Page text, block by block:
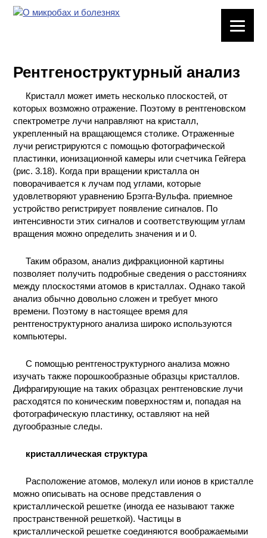
ХИМИЧЕСКАЯ
ВРЕДНЫЕ
ФАКТОРЫ
МЕТОДЫ
ПРАКТИЧЕСКОЙ
ХИМИИ
ХИМИЯ НА
ПРОИЗВОДСТВЕ
И ХИМИЧЕСКАЯ
КОНТАКТЫ
Рентгеноструктурный анализ
Кристалл может иметь несколько плоскостей, от
которых возможно отражение. Поэтому в рентгеновском
спектрометре лучи направляют на кристалл,
укрепленный на вращающемся столике. Отраженные
лучи регистрируются с помощью фотографической
пластинки, ионизационной камеры или счетчика Гейгера
(рис. 3.18). Когда при вращении кристалла он
поворачивается к лучам под углами, которые
удовлетворяют уравнению Брэгга-Byльфа. приемное
устройство регистрирует появление сигналов. По
интенсивности этих сигналов и соответствующим углам
вращения можно определить значения и и 0.
Таким образом, анализ дифракционной картины
позволяет получить подробные сведения о расстояниях
между плоскостями атомов в кристаллах. Однако такой
анализ обычно довольно сложен и требует много
времени. Поэтому в настоящее время для
рентгеноструктурного анализа широко используются
компьютеры.
С помощью рентгеноструктурного анализа можно
изучать также порошкообразные образцы кристаллов.
Дифрагирующие на таких образцах рентгеновские лучи
расходятся по коническим поверхностям и, попадая на
фотографическую пластинку, оставляют на ней
дугообразные следы.
кристаллическая структура
Расположение атомов, молекул или ионов в кристалле
можно описывать на основе представления о
кристаллической решетке (иногда ее называют также
пространственной решеткой). Частицы в
кристаллической решетке соединяются воображаемыми